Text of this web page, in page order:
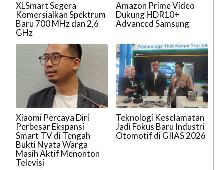
XLSmart Segera
Komersialkan Spektrum
Baru 700 MHz dan 2,6
GHz
Amazon Prime Video
Dukung HDR10+
Advanced Samsung
Xiaomi Percaya Diri
Perbesar Ekspansi
Smart TV di Tengah
Bukti Nyata Warga
Masih Aktif Menonton
Televisi
Teknologi Keselamatan
Jadi Fokus Baru Industri
Otomotif di GIIAS 2026